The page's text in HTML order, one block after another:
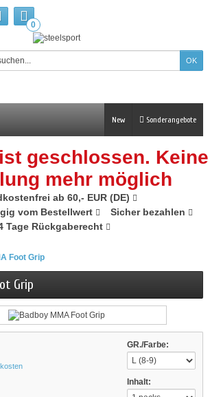
0
Sonderangebote
New
geschlossen. Keine
mehr möglich
ab 60,- EUR (DE)
vom Bestellwert
Sicher bezahlen
Tage Rückgaberecht
Foot Grip
Grip
GR./Farbe:
Inhalt: